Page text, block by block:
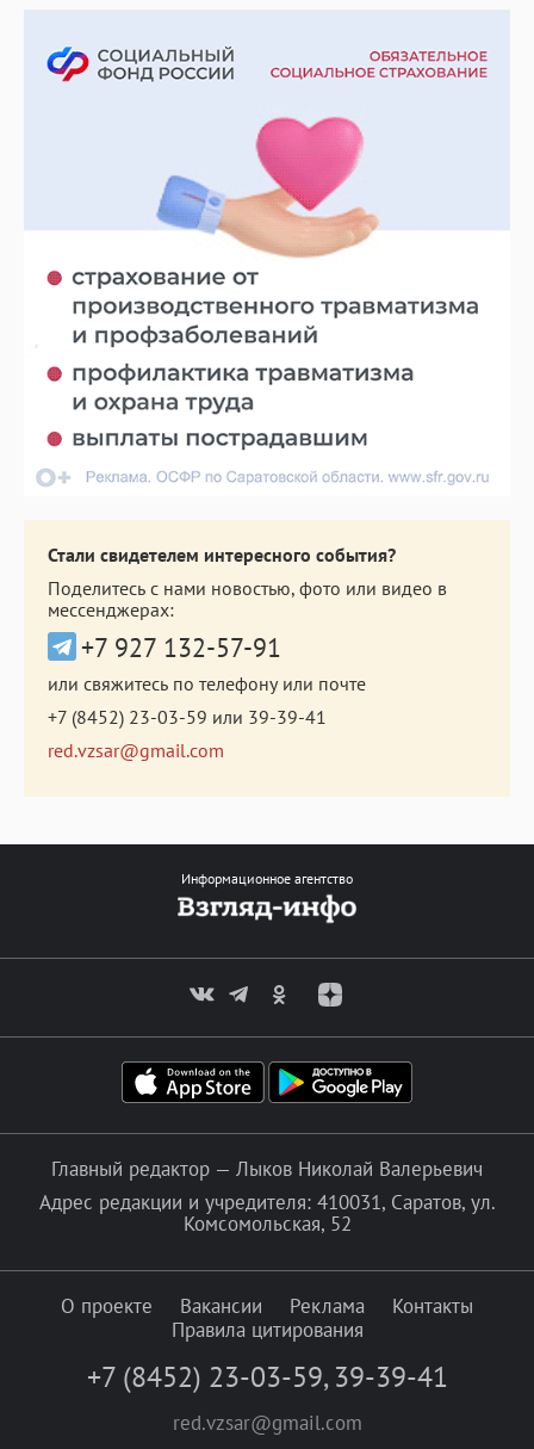
Стали свидетелем интересного события?
Поделитесь с нами новостью, фото или видео в
мессенджерах:
+7 927 132-57-91
или свяжитесь по телефону или почте
+7 (8452) 23-03-59 или 39-39-41
red.vzsar@gmail.com
Информационное агентство
Главный редактор — Лыков Николай Валерьевич
Адрес редакции и учредителя: 410031, Саратов, ул.
Комсомольская, 52
О проекте Вакансии Реклама
Контакты
Правила цитирования
+7 (8452) 23-03-59, 39-39-41
red.vzsar@gmail.com